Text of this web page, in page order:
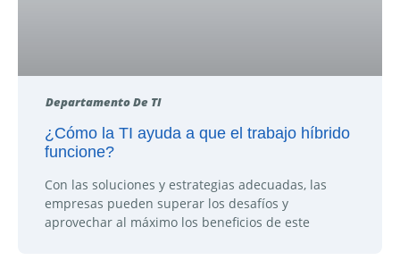
Departamento De TI
¿Cómo la TI ayuda a que el trabajo híbrido
funcione?
Con las soluciones y estrategias adecuadas, las
empresas pueden superar los desafíos y
aprovechar al máximo los beneficios de este